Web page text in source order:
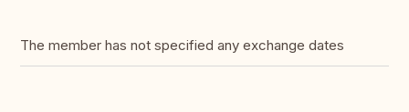
The member has not specified any exchange dates